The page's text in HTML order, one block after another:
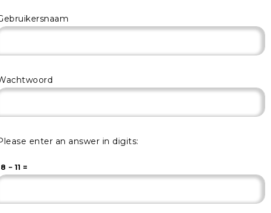
enter an answer in digits:
− 11 =